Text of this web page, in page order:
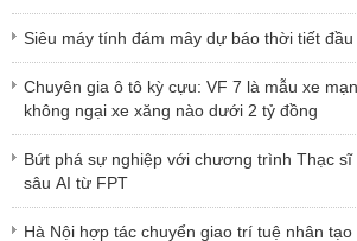
Siêu máy tính đám mây dự báo thời tiết
Chuyên gia ô tô kỳ cựu: VF 7 là mẫu xe
không ngại xe xăng nào dưới 2 tỷ đồng
Bứt phá sự nghiệp với chương trình Thạc sĩ
sâu AI từ FPT
Hà Nội hợp tác chuyển giao trí tuệ nhân tạo